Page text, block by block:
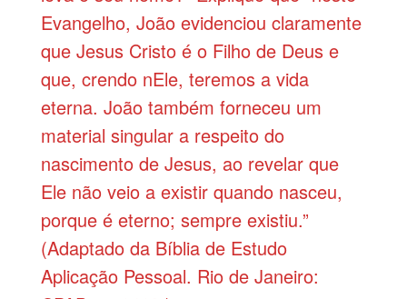
Evangelho, João evidenciou claramente
que Jesus Cristo é o Filho de Deus e
que, crendo nEle, teremos a vida
eterna. João também forneceu um
material singular a respeito do
nascimento de Jesus, ao revelar que
Ele não veio a existir quando nasceu,
porque é eterno; sempre existiu.”
(Adaptado da Bíblia de Estudo
Aplicação Pessoal. Rio de Janeiro: